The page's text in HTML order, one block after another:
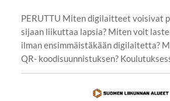
PERUTTU Miten digilaitteet voisivat
sijaan liikuttaa lapsia? Miten voit
ilman ensimmäistäkään digilaitetta?
QR- koodisuunnistuksen?